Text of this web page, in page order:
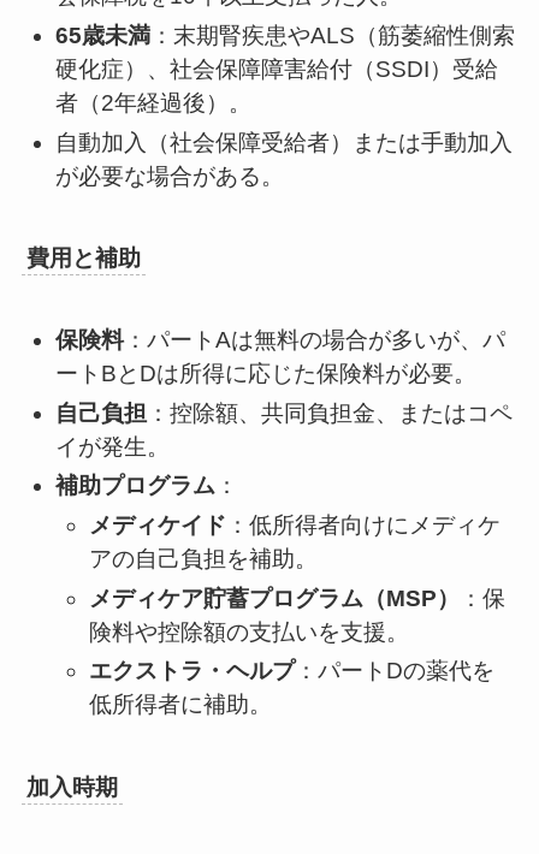
65歳未満 ：末期腎疾患やALS（筋萎縮性側索
硬化症）、社会保障障害給付（SSDI）受給
者（2年経過後）。
自動加入（社会保障受給者）または手動加入
が必要な場合がある。
費用と補助
保険料：パートAは無料の場合が多いが、パ
ートBとDは所得に応じた保険料が必要。
自己負担 ：控除額、共同負担金、またはコペ
イが発生。
補助プログラム ：
メディケイド ：低所得者向けにメディケ
アの自己負担を補助。
メディケア貯蓄プログラム（MSP）
：保
険料や控除額の支払いを支援。
エクストラ・ヘルプ：パートDの薬代を
低所得者に補助。
加入時期